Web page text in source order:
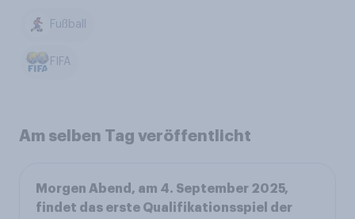
Fußball
FIFA
Am selben Tag veröffentlicht
Morgen Abend, am 4. September 2025,
findet das erste Qualifikationsspiel der